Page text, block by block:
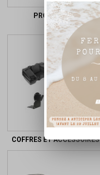
PROTECTION
COFFRES ET ACCESSOIRES